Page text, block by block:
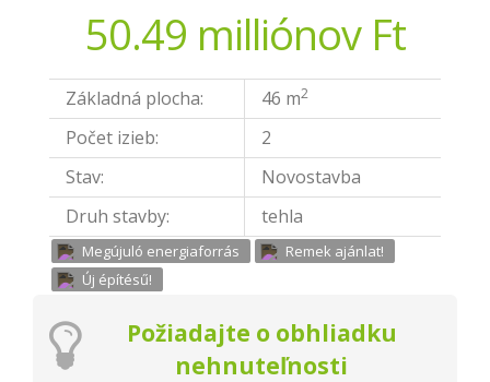
50.49 milliónov Ft
Základná plocha: 46 m2
Počet izieb:
2
Stav:
Novostavba
Druh stavby:
tehla
Megújuló energiaforrás
Remek ajánlat!
Új építésű!
Požiadajte o obhliadku
nehnuteľnosti